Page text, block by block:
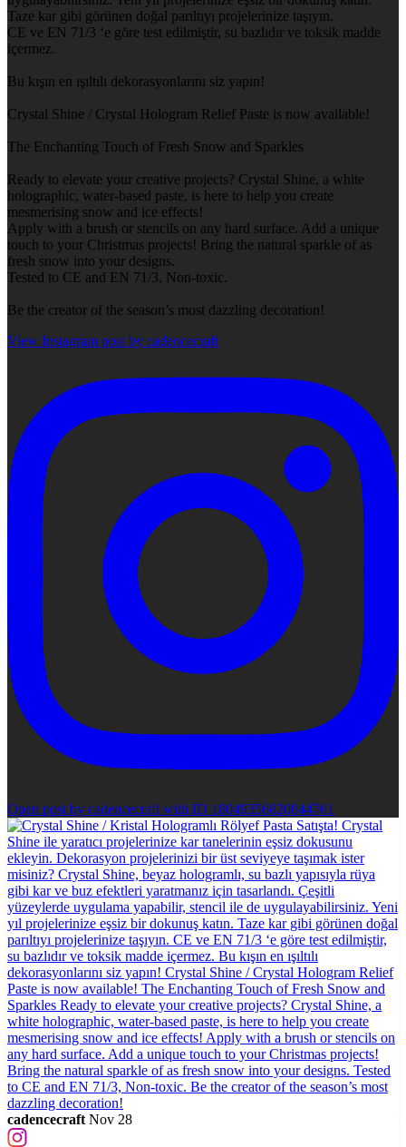
Taze kar gibi görünen doğal parıltıyı projelerinize taşıyın.
CE ve EN 71/3 ‘e göre test edilmiştir, su bazlıdır ve toksik madde
içermez.
Bu kışın en ışıltılı dekorasyonlarını siz yapın!
Crystal Shine / Crystal Hologram Relief Paste is now available!
The Enchanting Touch of Fresh Snow and Sparkles
Ready to elevate your creative projects? Crystal Shine, a white
holographic, water-based paste, is here to help you create
mesmerising snow and ice effects!
Apply with a brush or stencils on any hard surface. Add a unique
touch to your Christmas projects! Bring the natural sparkle of as
fresh snow into your designs.
Tested to CE and EN 71/3, Non-toxic.
Be the creator of the season’s most dazzling decoration!
View Instagram post by cadencecraft
Open post by cadencecraft with ID 18049356820844761
cadencecraft Nov 28